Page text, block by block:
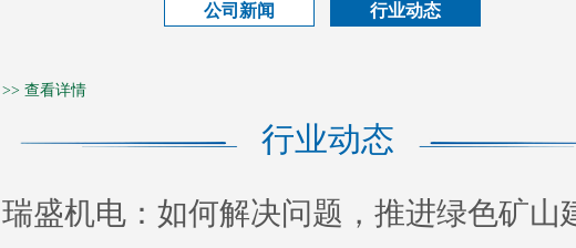
公司新闻 行业动态
>> 查看详情
行业动态
瑞盛机电：如何解决问题，推进绿色矿山